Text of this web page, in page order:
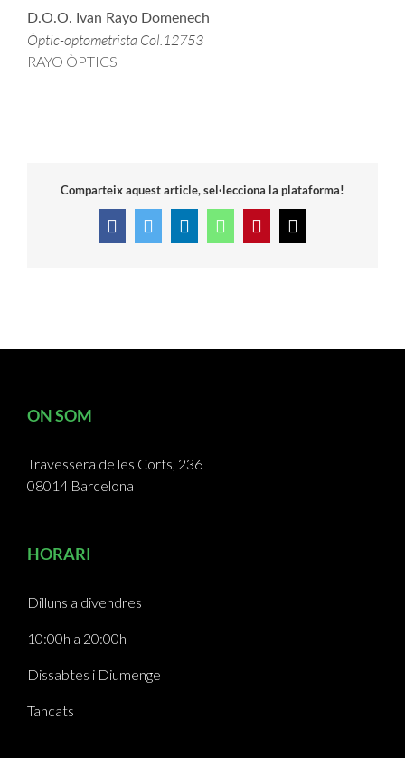
D.O.O. Ivan Rayo Domenech
Òptic-optometrista Col.12753
RAYO ÒPTICS
Comparteix aquest article, sel·lecciona la plataforma!
ON SOM
Travessera de les Corts, 236
08014 Barcelona
HORARI
Dilluns a divendres
10:00h a 20:00h
Dissabtes i Diumenge
Tancats